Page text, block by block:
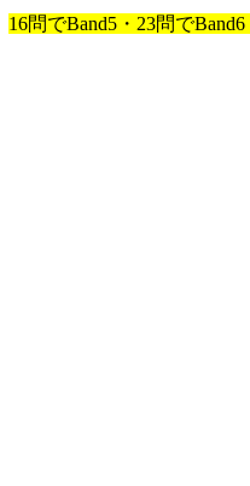
16問でBand5・23問で